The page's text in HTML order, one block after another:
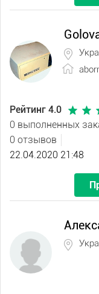
Рейтинг 4.0
0 выполненных
0 отзывов
22.04.2020 21:48